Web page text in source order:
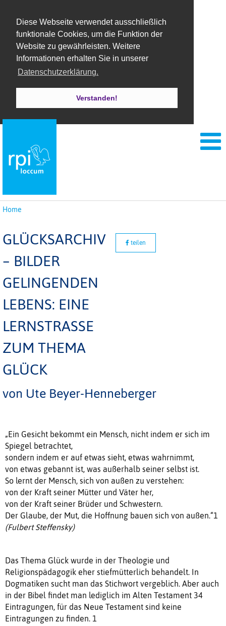
Diese Webseite verwendet ausschließlich
funktionale Cookies, um die Funktion der
Website zu gewährleisten. Weitere
Informationen erhalten Sie in unserer
Datenschutzerklärung.
Verstanden!
Home
GLÜCKSARCHIV
– BILDER
GELINGENDEN
LEBENS: EINE
LERNSTRASSE Z
UM THEMA G
LÜCK
teilen
von Ute Beyer-Henneberger
„Ein Gesicht bekommt ein Mensch, nicht indem er sich im
Spiegel betrachtet,
sondern indem er auf etwas sieht, etwas wahrnimmt,
von etwas gebannt ist, was außerhalb seiner selbst ist.
So lernt der Mensch, sich von außen zu verstehen:
von der Kraft seiner Mütter und Väter her,
von der Kraft seiner Brüder und Schwestern.
Der Glaube, der Mut, die Hoffnung bauen sich von außen.“1
(Fulbert Steffensky)
Das Thema Glück wurde in der Theologie und
Religionspädagogik eher stiefmütterlich behandelt. In
Dogmatiken sucht man das Stichwort vergeblich. Aber auch
in der Bibel findet man lediglich im Alten Testament 34
Eintragungen, für das Neue Testament sind keine
Eintragungen zu finden. 1